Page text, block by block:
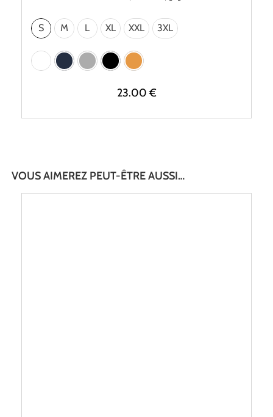
S M L XL XXL 3XL
23.00€
VOUS AIMEREZ PEUT-ÊTRE AUSSI…